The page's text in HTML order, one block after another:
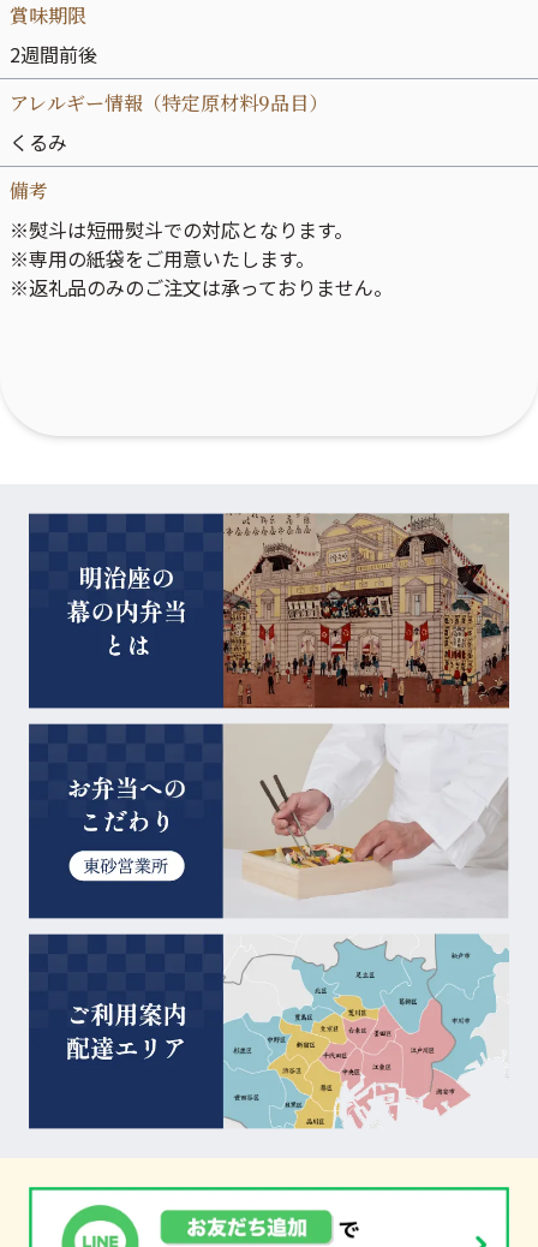
賞味期限
2週間前後
アレルギー情報（特定原材料9品目）
くるみ
備考
※熨斗は短冊熨斗での対応となります。
※専用の紙袋をご用意いたします。
※返礼品のみのご注文は承っておりません。